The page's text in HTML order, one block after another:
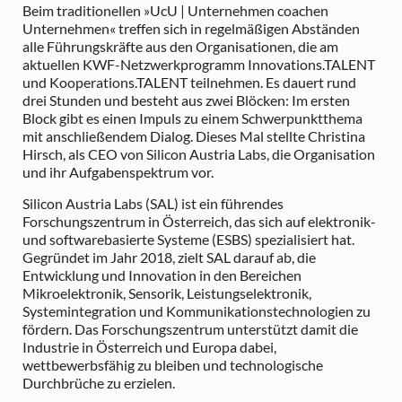
Beim traditionellen »UcU | Unternehmen coachen
Unternehmen« treffen sich in regelmäßigen Abständen
alle Führungskräfte aus den Organisationen, die am
aktuellen KWF-Netzwerkprogramm Innovations.TALENT
und Kooperations.TALENT teilnehmen. Es dauert rund
drei Stunden und besteht aus zwei Blöcken: Im ersten
Block gibt es einen Impuls zu einem Schwerpunktthema
mit anschließendem Dialog. Dieses Mal stellte Christina
Hirsch, als CEO von Silicon Austria Labs, die Organisation
und ihr Aufgabenspektrum vor.
Silicon Austria Labs (SAL) ist ein führendes
Forschungszentrum in Österreich, das sich auf elektronik-
und softwarebasierte Systeme (ESBS) spezialisiert hat.
Gegründet im Jahr 2018, zielt SAL darauf ab, die
Entwicklung und Innovation in den Bereichen
Mikroelektronik, Sensorik, Leistungselektronik,
Systemintegration und Kommunikationstechnologien zu
fördern. Das Forschungszentrum unterstützt damit die
Industrie in Österreich und Europa dabei,
wettbewerbsfähig zu bleiben und technologische
Durchbrüche zu erzielen.